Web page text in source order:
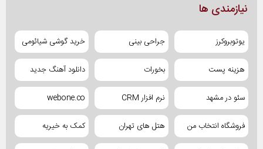
نیازمندی ها
یوتوبروکرز جراحی بینی خرید گوشی شیائومی
هزینه پست بخورات دانلود آهنگ جدید
سئو در مشهد نرم افزار CRM webone.co
فروشگاه انتخاب من هتل های تهران کمک به خیریه